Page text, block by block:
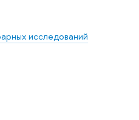
исследований